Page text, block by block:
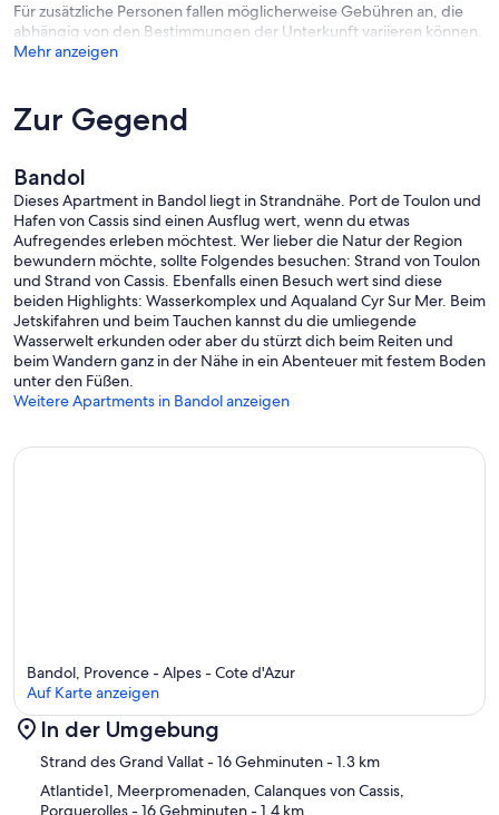
Für zusätzliche Personen fallen möglicherweise Gebühren an, die
abhängig von den Bestimmungen der Unterkunft variieren können.
Mehr anzeigen
Zur Gegend
Bandol
Dieses Apartment in Bandol liegt in Strandnähe. Port de Toulon und
Hafen von Cassis sind einen Ausflug wert, wenn du etwas
Aufregendes erleben möchtest. Wer lieber die Natur der Region
bewundern möchte, sollte Folgendes besuchen: Strand von Toulon
und Strand von Cassis. Ebenfalls einen Besuch wert sind diese
beiden Highlights: Wasserkomplex und Aqualand Cyr Sur Mer. Beim
Jetskifahren und beim Tauchen kannst du die umliegende
Wasserwelt erkunden oder aber du stürzt dich beim Reiten und
beim Wandern ganz in der Nähe in ein Abenteuer mit festem Boden
unter den Füßen.
Weitere Apartments in Bandol anzeigen
Karte
Bandol, Provence - Alpes - Cote d'Azur
Auf Karte anzeigen
In der Umgebung
Strand des Grand Vallat- 16 Gehminuten- 1.3 km
Atlantide1, Meerpromenaden, Calanques von Cassis,
Porquerolles- 16 Gehminuten- 1.4 km